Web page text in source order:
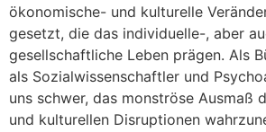
ökonomische- und kulturelle
gesetzt, die das individuelle-, aber
gesellschaftliche Leben prägen. Als
als Sozialwissenschaftler und
uns schwer, das monströse Ausmaß
und kulturellen Disruptionen